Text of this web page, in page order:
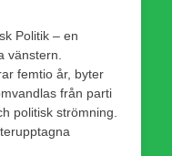
Politik – en
vänstern.
femtio år, byter
från parti
politisk strömning.